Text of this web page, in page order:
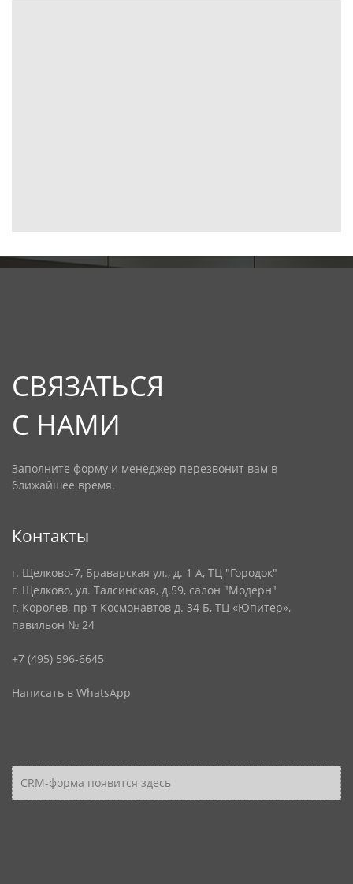
СВЯЗАТЬСЯ
С НАМИ
Заполните форму и менеджер перезвонит вам в
ближайшее время.
Контакты
г. Щелково-7, Браварская ул., д. 1 А, ТЦ "Городок"
г. Щелково, ул. Талсинская, д.59, салон "Модерн"
г. Королев, пр-т Космонавтов д. 34 Б, ТЦ «Юпитер»,
павильон № 24
+7 (495) 596-6645
Написать в WhatsApp
CRM-форма появится здесь